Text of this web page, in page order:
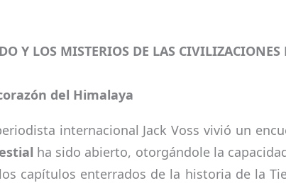
Y LOS MISTERIOS DE LAS CIVILIZACIONES
del Himalaya
internacional Jack Voss vivió un
ha sido abierto, otorgándole la
capítulos enterrados de la historia de la